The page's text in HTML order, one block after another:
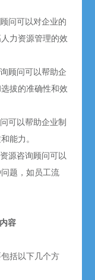
问可以对企业的
力资源管理的效
顾问可以帮助企
拔的准确性和效
可以帮助企业制
能力。
源咨询顾问可以
题，如员工流
容
括以下几个方